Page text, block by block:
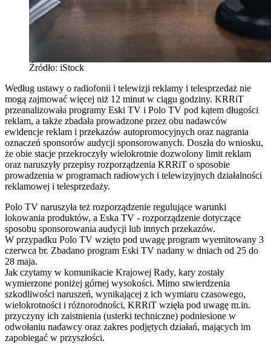
Źródło: iStock
Według ustawy o radiofonii i telewizji reklamy i telesprzedaż nie
mogą zajmować więcej niż 12 minut w ciągu godziny. KRRiT
przeanalizowała programy Eski TV i Polo TV pod kątem długości
reklam, a także zbadała prowadzone przez obu nadawców
ewidencje reklam i przekazów autopromocyjnych oraz nagrania
oznaczeń sponsorów audycji sponsorowanych. Doszła do wniosku,
że obie stacje przekroczyły wielokrotnie dozwolony limit reklam
oraz naruszyły przepisy rozporządzenia KRRiT o sposobie
prowadzenia w programach radiowych i telewizyjnych działalności
reklamowej i telesprzedaży.
Polo TV naruszyła też rozporządzenie regulujące warunki
lokowania produktów, a Eska TV - rozporządzenie dotyczące
sposobu sponsorowania audycji lub innych przekazów.
W przypadku Polo TV wzięto pod uwagę program wyemitowany 3
czerwca br. Zbadano program Eski TV nadany w dniach od 25 do
28 maja.
Jak czytamy w komunikacie Krajowej Rady, kary zostały
wymierzone poniżej górnej wysokości. Mimo stwierdzenia
szkodliwości naruszeń, wynikającej z ich wymiaru czasowego,
wielokrotności i różnorodności, KRRiT wzięła pod uwagę m.in.
przyczyny ich zaistnienia (usterki techniczne) podniesione w
odwołaniu nadawcy oraz zakres podjętych działań, mających im
zapobiegać w przyszłości.